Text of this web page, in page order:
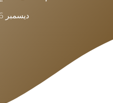
ديسمبر 6, 2024